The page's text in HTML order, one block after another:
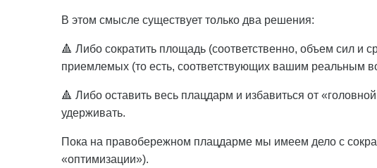
В этом смысле существует только два решения:
🔺 Либо сократить площадь (соответственно, объем сил и
приемлемых (то есть, соответствующих вашим реальным
🔺 Либо оставить весь плацдарм и избавиться от
удерживать.
Пока на правобережном плацдарме мы имеем дело с
«оптимизации»).